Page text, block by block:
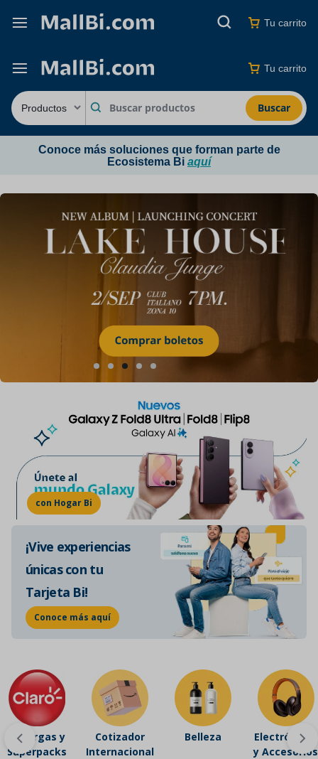
Tu carrito
Buscar
Tu carrito
Conoce más soluciones que forman parte de
Ecosistema Bi aquí
con Hogar Bi
¡Vive experiencias
únicas con tu
Tarjeta Bi!
Conoce más aquí
Recargas y
Superpacks
Cotizador
Internacional
Belleza
Electrónicos
y Accesorios